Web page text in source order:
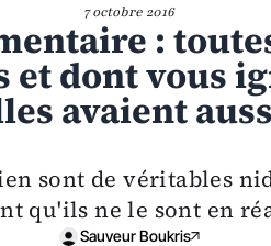
7 octobre 2016
:
et dont vous
avaient
sont de véritables
qu'ils ne le sont en
Sauveur Boukris